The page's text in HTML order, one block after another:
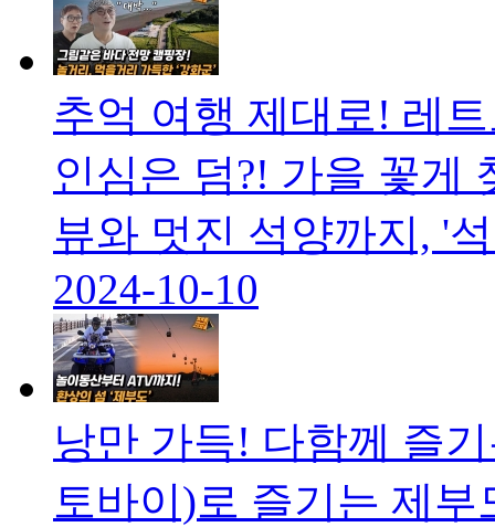
추억 여행 제대로! 레
인심은 덤?! 가을 꽃게
뷰와 멋진 석양까지, '
2024-10-10
낭만 가득! 다함께 즐
토바이)로 즐기는 제